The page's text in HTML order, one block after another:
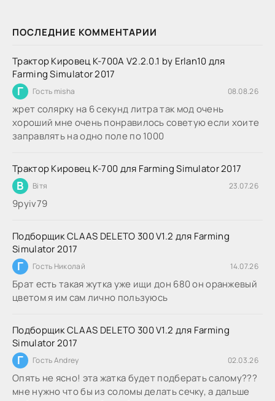
ПОСЛЕДНИЕ КОММЕНТАРИИ
Трактор Кировец К-700А V2.2.0.1 by Erlan10 для
Farming Simulator 2017
Г Гость misha 08.08.26
жрет солярку на 6 секунд литра так мод очень
хороший мне очень понравилось советую если хоите
заправлять на одно поле по 1000
Трактор Кировец К-700 для Farming Simulator 2017
В Вітя 23.07.26
9руіv79
Подборщик CLAAS DELETO 300 V1.2 для Farming
Simulator 2017
Г Гость Николай 14.07.26
Брат есть такая жутка уже ищи дон 680 он оранжевый
цветом я им сам лично пользуюсь
Подборщик CLAAS DELETO 300 V1.2 для Farming
Simulator 2017
Г Гость Andrey 02.03.26
Опять не ясно! эта жатка будет подберать салому???
мне нужно что бы из соломы делать сечку, а дальше